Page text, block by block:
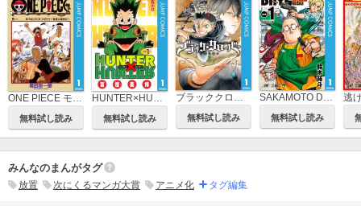
ONE PIECE モノクロ版
無料試し読み
HUNTER×HUNTER モノクロ版
無料試し読み
ブラッククローバー
無料試し読み
SAKAMOTO DAYS
無料試し読み
逃
みんなのまんがタグ
放置 次にくるマンガ大賞 アニメ化 タグ編集